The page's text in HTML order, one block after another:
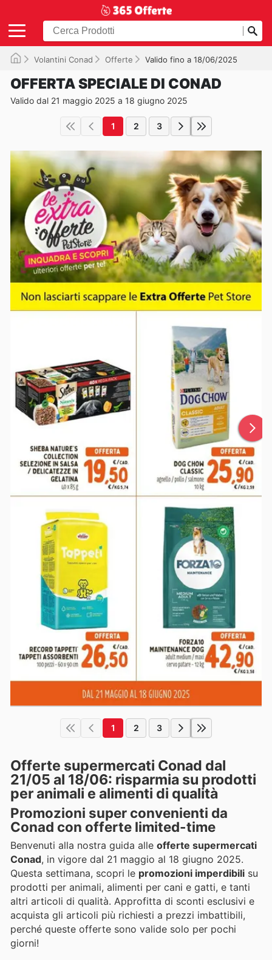
Volantini Conad Offerte Valido fino a 18/06/2025
OFFERTA SPECIALE DI CONAD
Valido dal 21 maggio 2025 a 18 giugno 2025
1 2 3
1 2 3
Offerte supermercati Conad dal
21/05 al 18/06: risparmia su prodotti
per animali e alimenti di qualità
Promozioni super convenienti da
Conad con offerte limited-time
Benvenuti alla nostra guida alle offerte supermercati
Conad, in vigore dal 21 maggio al 18 giugno 2025.
Questa settimana, scopri le promozioni imperdibili su
prodotti per animali, alimenti per cani e gatti, e tanti
altri articoli di qualità. Approfitta di sconti esclusivi e
acquista gli articoli più richiesti a prezzi imbattibili,
perché queste offerte sono valide solo per pochi
giorni!